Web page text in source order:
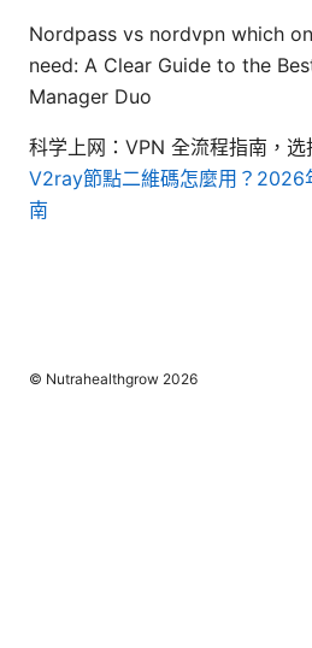
Nordpass vs nordvpn which
need: A Clear Guide to the
Manager Duo
科学上网：VPN 全流程指南，
V2ray節點二維碼怎麼用？2026
南
© Nutrahealthgrow 2026